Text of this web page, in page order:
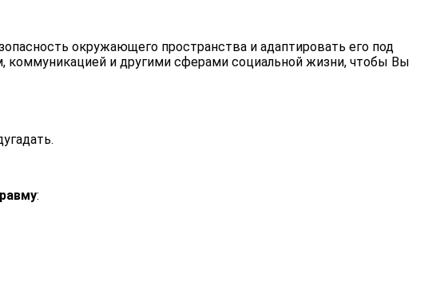
окружающего пространства и адаптировать его под
коммуникацией и другими сферами социальной жизни, чтобы Вы
: